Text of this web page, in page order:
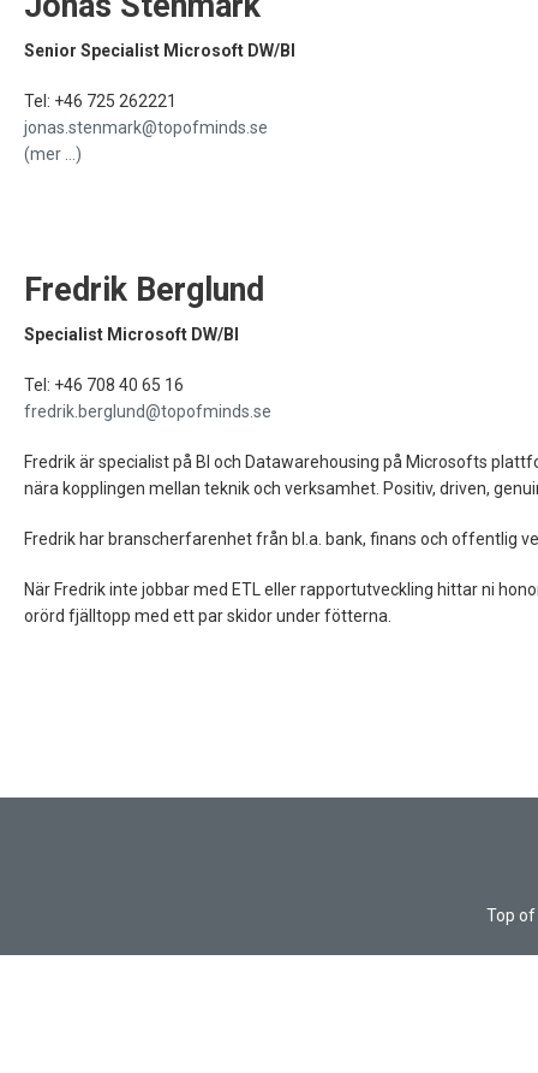
Senior Specialist Microsoft DW/BI
Tel: +46 725 262221
jonas.stenmark@topofminds.se
(mer …)
Fredrik Berglund
Specialist Microsoft DW/BI
Tel: +46 708 40 65 16
fredrik.berglund@topofminds.se
Fredrik är specialist på BI och Datawarehousing på Microsofts
nära kopplingen mellan teknik och verksamhet. Positiv, driven,
Fredrik har branscherfarenhet från bl.a. bank, finans och offentlig
När Fredrik inte jobbar med ETL eller rapportutveckling hittar ni
orörd fjälltopp med ett par skidor under fötterna.
Top of